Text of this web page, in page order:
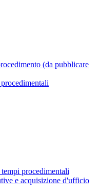
(da pubblicare
procedimentali
e acquisizione d'ufficio